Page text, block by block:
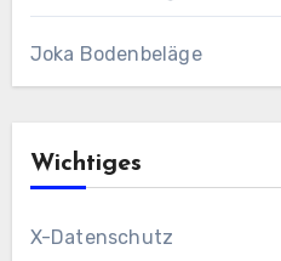
Joka Bodenbeläge
Wichtiges
X-Datenschutz